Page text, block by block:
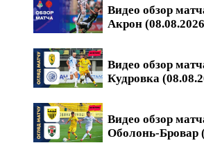
Видео обзор
Акрон
Видео обзор
Кудровка
Видео обзор
Оболонь-Бровар